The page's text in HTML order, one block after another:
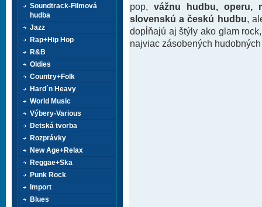
pop, vážnu hudbu, operu,
slovenskú a českú hudbu ,
dopĺňajú aj štýly ako glam
najviac zásobených
Soundtrack-Filmová
hudba
Jazz
Rap+Hip Hop
R&B
Oldies
Country+Folk
Hard´n Heavy
World Music
Výbery-Various
Detská tvorba
Rozprávky
New Age+Relax
Reggae+Ska
Punk Rock
Import
Blues